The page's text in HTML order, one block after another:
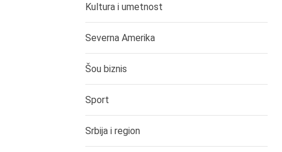
Kultura i umetnost
Severna Amerika
Šou biznis
Sport
Srbija i region